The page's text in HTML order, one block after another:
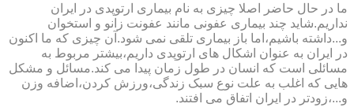
ما در حال حاضر اصلا چیزی به نام بیماری ارتوپدی در ایران
نداریم.شاید چند بیماری عفونی مانند عفونت زانو و استخوان
و...داشته باشیم،اما باز بیماری تلقی نمی شود.آن چیزی که ما اکنون
در ایران به عنوان اشکال های ارتوپدی داریم،بیشتر مربوط به
مسائلی است که انسان در طول زمان پیدا می کند.مسائل و مشکل
هایی که اغلب به علت نوع سبک زندگی،ورزش کردن،اضافه وزن
و...،زودتر در ایران اتفاق می افتند.